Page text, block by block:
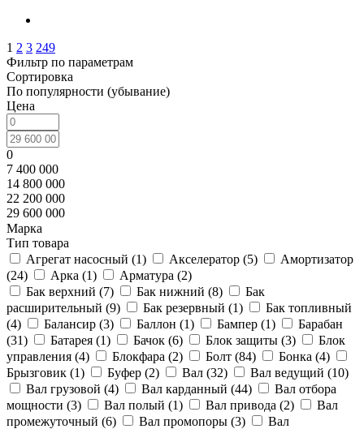
1 2 3 249
Фильтр по параметрам
Сортировка
По популярности (убывание)
Цена
0
7 400 000
14 800 000
22 200 000
29 600 000
Марка
Тип товара
Агрегат насосный (1) Акселератор (5)
Амортизатор
(24) Арка (1) Арматура (2)
Бак верхний (7) Бак нижний (8)
Бак
расширительный (9) Бак резервный (1)
Бак топливный
(4) Балансир (3) Баллон (1) Бампер (1)
Барабан
(31) Батарея (1) Бачок (6) Блок защиты (3)
Блок
управления (4) Блокфара (2) Болт (84) Бонка (4)
Брызговик (1) Буфер (2) Вал (32) Вал ведущий (10)
Вал грузовой (4) Вал карданный (44)
Вал отбора
мощности (3) Вал полый (1) Вал привода (2)
Вал
промежуточный (6) Вал промопоры (3)
Вал